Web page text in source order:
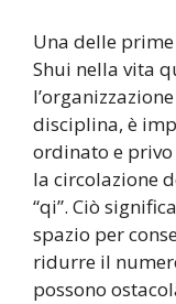
Una delle
Shui nella vita
disciplina, è
ordinato e
la circolazione
“qi”. Ciò
spazio per
ridurre il
possono